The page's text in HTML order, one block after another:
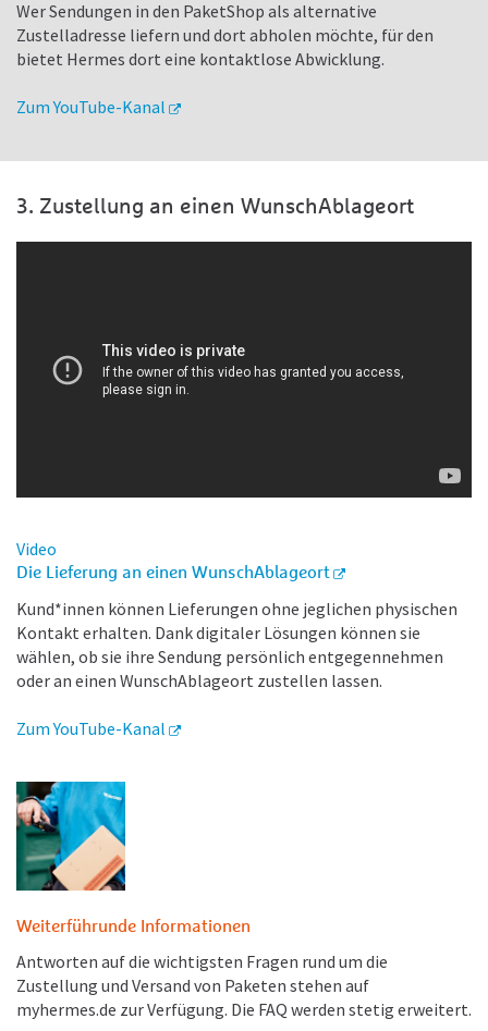
Wer Sendungen in den PaketShop als alternative
Zustelladresse liefern und dort abholen möchte, für den
bietet Hermes dort eine kontaktlose Abwicklung.
Zum YouTube-Kanal
3. Zustellung an einen WunschAblageort
Video
Die Lieferung an einen WunschAblageort
Kund*innen können Lieferungen ohne jeglichen physischen
Kontakt erhalten. Dank digitaler Lösungen können sie
wählen, ob sie ihre Sendung persönlich entgegennehmen
oder an einen WunschAblageort zustellen lassen.
Zum YouTube-Kanal
Weiterführunde Informationen
Antworten auf die wichtigsten Fragen rund um die
Zustellung und Versand von Paketen stehen auf
myhermes.de zur Verfügung. Die FAQ werden stetig erweitert.